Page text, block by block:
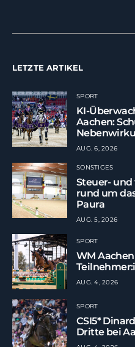
LETZTE ARTIKEL
SPORT
KI-
Aachen:
AUG. 6, 2026
SONSTIGES
Steuer- und
rund um
Paura
AUG. 5, 2026
SPORT
WM
AUG. 4, 2026
SPORT
CSI5*
Dritte bei